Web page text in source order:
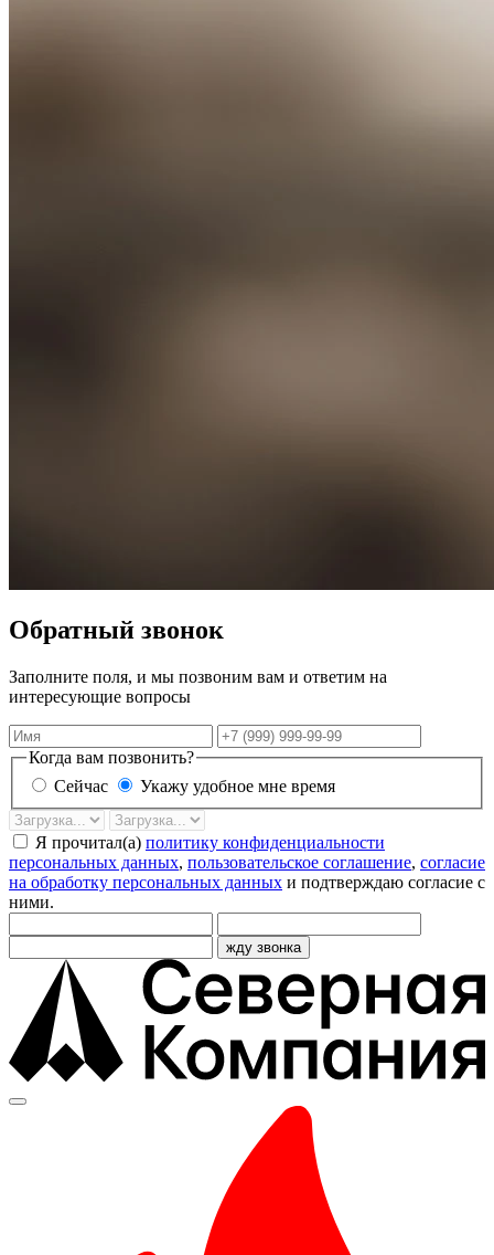
Обратный звонок
Заполните поля, и мы позвоним вам и ответим на
интересующие вопросы
Имя
Телефон
Когда вам позвонить?
Сейчас
Укажу удобное мне время
Дата
звонка
Время
Я прочитал(а) политику конфиденциальности
персональных данных, пользовательское соглашение, согласие
на обработку персональных данных и подтверждаю согласие с
ними.
жду звонка